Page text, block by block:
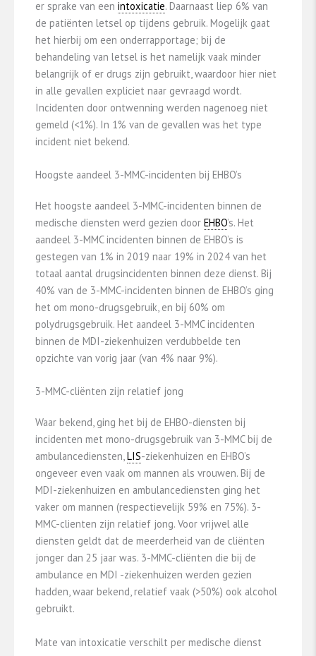
er sprake van een intoxicatie. Daarnaast liep 6% van
de patiënten letsel op tijdens gebruik. Mogelijk gaat
het hierbij om een onderrapportage; bij de
behandeling van letsel is het namelijk vaak minder
belangrijk of er drugs zijn gebruikt, waardoor hier niet
in alle gevallen expliciet naar gevraagd wordt.
Incidenten door ontwenning werden nagenoeg niet
gemeld (<1%). In 1% van de gevallen was het type
incident niet bekend.
Hoogste aandeel 3-MMC-incidenten bij EHBO’s
Het hoogste aandeel 3-MMC-incidenten binnen de
medische diensten werd gezien door EHBO’s. Het
aandeel 3-MMC incidenten binnen de EHBO’s is
gestegen van 1% in 2019 naar 19% in 2024 van het
totaal aantal drugsincidenten binnen deze dienst. Bij
40% van de 3-MMC-incidenten binnen de EHBO’s ging
het om mono-drugsgebruik, en bij 60% om
polydrugsgebruik. Het aandeel 3-MMC incidenten
binnen de MDI-ziekenhuizen verdubbelde ten
opzichte van vorig jaar (van 4% naar 9%).
3-MMC-cliënten zijn relatief jong
Waar bekend, ging het bij de EHBO-diensten bij
incidenten met mono-drugsgebruik van 3-MMC bij de
ambulancediensten,LIS-ziekenhuizen en EHBO’s
ongeveer even vaak om mannen als vrouwen. Bij de
MDI-ziekenhuizen en ambulancediensten ging het
vaker om mannen (respectievelijk 59% en 75%). 3-
MMC-clienten zijn relatief jong. Voor vrijwel alle
diensten geldt dat de meerderheid van de cliënten
jonger dan 25 jaar was. 3-MMC-cliënten die bij de
ambulance en MDI -ziekenhuizen werden gezien
hadden, waar bekend, relatief vaak (>50%) ook alcohol
gebruikt.
Mate van intoxicatie verschilt per medische dienst